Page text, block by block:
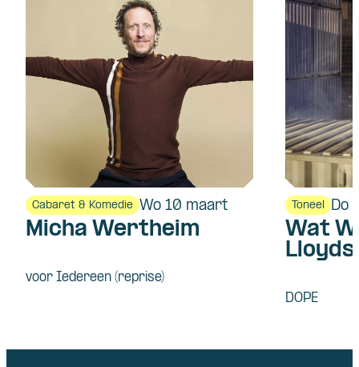
Cabaret & Komedie Wo 10 maart
Micha Wertheim
voor Iedereen (reprise)
Toneel Do
Wat
DOPE